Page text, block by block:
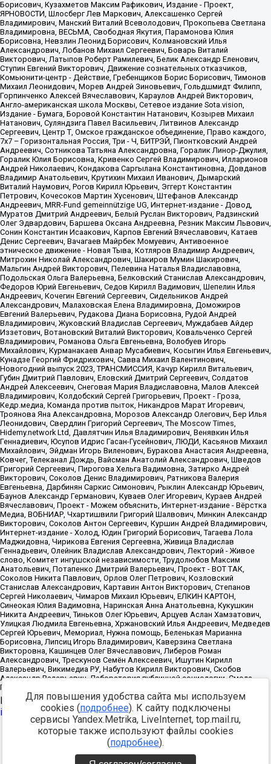
Источник:https://minjust.gov.ru/uploaded/files/reestr-
inostrannyih-agentov-22-03-2024.pdfданные на22.03.2024
Разработка -
Для повышения удобства сайта мы используем
cookies (подробнее). К сайту подключены
сервисы Yandex.Metrika, LiveInternet, top.mail.ru,
которые также используют файлы cookies
(подробнее).